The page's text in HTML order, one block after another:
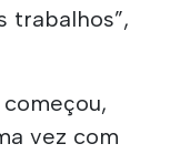
trabalhos”,
vez com